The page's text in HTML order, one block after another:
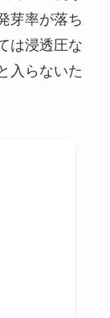
芽率が落ち
は浸透圧な
入らないた